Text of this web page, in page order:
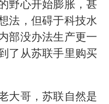
野心开始膨胀，甚
法，但碍于科技水
部没办法生产更一
了从苏联手里购买
大哥，苏联自然是